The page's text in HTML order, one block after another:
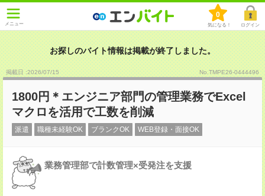
メニュー
0
気になる！ ログイン
お探しのバイト情報は掲載が終了しました。
掲載日 :2026/07/15 No.TMPE26-0444496
1800円＊エンジニア部門の管理業務でExcel
マクロを活用で工数を削減
派遣 職種未経験OK ブランクOK WEB登録・面接OK
業務管理部で計数管理×受発注を支援